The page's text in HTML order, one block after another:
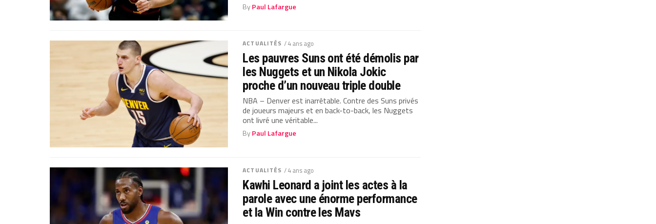
ByPaul Lafargue
ACTUALITÉS / 4 ans ago
Les pauvres Suns ont été démolis par
les Nuggets et un Nikola Jokic
proche d’un nouveau triple double
NBA – Denver est inarrêtable. Contre des Suns privés
de joueurs majeurs et en back-to-back, les Nuggets
ont livré une véritable...
ByPaul Lafargue
ACTUALITÉS / 4 ans ago
Kawhi Leonard a joint les actes à la
parole avec une énorme performance
et la Win contre les Mavs